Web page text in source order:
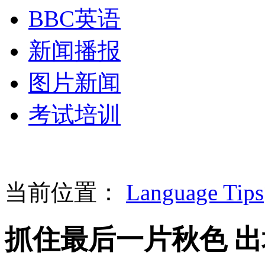
BBC英语
新闻播报
图片新闻
考试培训
当前位置： Language Tips
抓住最后一片秋色